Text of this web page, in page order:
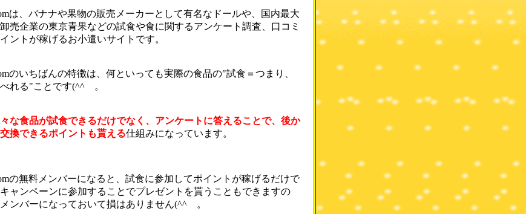
は、バナナや果物の販売メーカーとして有名なドールや、国内最大
売企業の東京青果などの試食や食に関するアンケート調査、口コミ
ントが稼げるお小遣いサイトです。
のいちばんの特徴は、何といっても実際の食品の"試食＝つまり、
れる"ことです(^^ゞ。
な食品が試食できるだけでなく、アンケートに答えることで、後か
換できるポイントも貰える仕組みになっています。
の無料メンバーになると、試食に参加してポイントが稼げるだけで
ャンペーンに参加することでプレゼントを貰うこともできますの
ンバーになっておいて損はありません(^^ゞ。